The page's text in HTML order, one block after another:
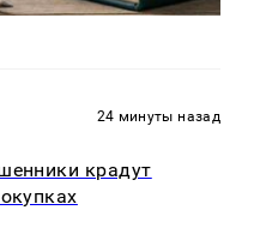
24 минуты назад
крадут